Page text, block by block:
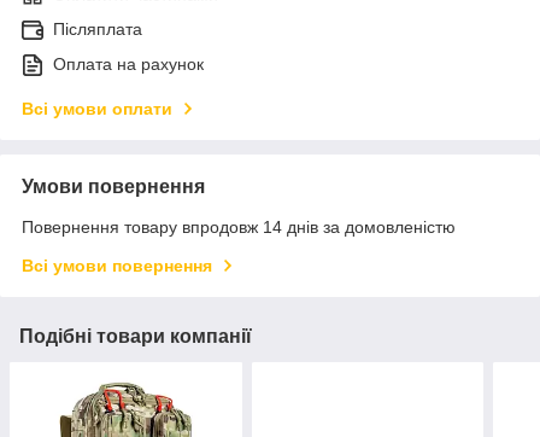
Післяплата
Оплата на рахунок
Всі умови оплати
Умови повернення
Повернення товару впродовж 14 днів за домовленістю
Всі умови повернення
Подібні товари компанії